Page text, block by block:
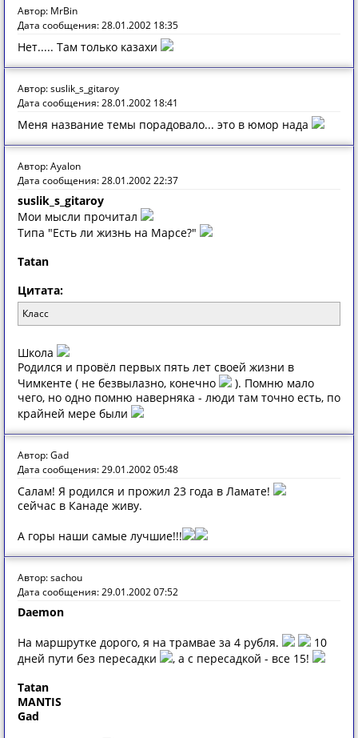
Автор: MrBin
Дата сообщения: 28.01.2002 18:35
Нет..... Там только казахи
Автор: suslik_s_gitaroy
Дата сообщения: 28.01.2002 18:41
Меня название темы порадовало... это в юмор нада
Автор: Ayalon
Дата сообщения: 28.01.2002 22:37
suslik_s_gitaroy
Мои мысли прочитал
Типа "Есть ли жизнь на Марсе?"
Tatan
Цитата:
Класс
Школа
Родился и провёл первых пять лет своей жизни в
Чимкенте ( не безвылазно, конечно
). Помню мало
чего, но одно помню наверняка - люди там точно есть, по
крайней мере были
Автор: Gad
Дата сообщения: 29.01.2002 05:48
Салам! Я родился и прожил 23 года в Ламате!
сейчас в Канаде живу.
А горы наши самые лучшие!!!
Автор: sachou
Дата сообщения: 29.01.2002 07:52
Daemon
На маршрутке дорого, я на трамвае за 4 рубля.
10
дней пути без пересадки
, а с пересадкой - все 15!
Tatan
MANTIS
Gad